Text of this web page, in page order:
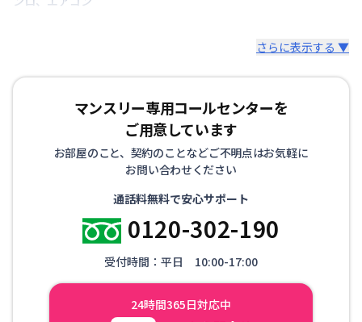
さらに表示する ▼
マンスリー専用コールセンターを
ご用意しています
お部屋のこと、契約のことなどご不明点はお気軽に
お問い合わせください
通話料無料で安心サポート
0120-302-190
受付時間：平日 10:00-17:00
24時間365日対応中